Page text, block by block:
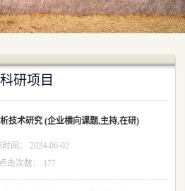
科研项目
技术研究 (企业横向课题,主持,在研)
间： 2024-06-02
点击次数：
177